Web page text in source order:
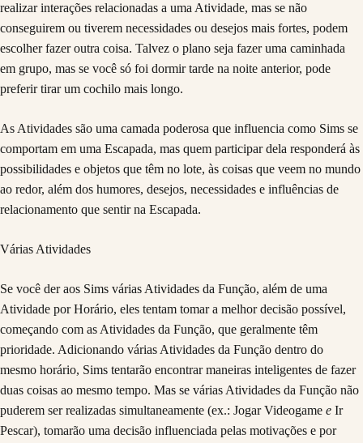
realizar interações relacionadas a uma Atividade, mas se não
conseguirem ou tiverem necessidades ou desejos mais fortes, podem
escolher fazer outra coisa. Talvez o plano seja fazer uma caminhada
em grupo, mas se você só foi dormir tarde na noite anterior, pode
preferir tirar um cochilo mais longo.
As Atividades são uma camada poderosa que influencia como Sims se
comportam em uma Escapada, mas quem participar dela responderá às
possibilidades e objetos que têm no lote, às coisas que veem no mundo
ao redor, além dos humores, desejos, necessidades e influências de
relacionamento que sentir na Escapada.
Várias Atividades
Se você der aos Sims várias Atividades da Função, além de uma
Atividade por Horário, eles tentam tomar a melhor decisão possível,
começando com as Atividades da Função, que geralmente têm
prioridade. Adicionando várias Atividades da Função dentro do
mesmo horário, Sims tentarão encontrar maneiras inteligentes de fazer
duas coisas ao mesmo tempo. Mas se várias Atividades da Função não
puderem ser realizadas simultaneamente (ex.: Jogar Videogame e Ir
Pescar), tomarão uma decisão influenciada pelas motivações e por